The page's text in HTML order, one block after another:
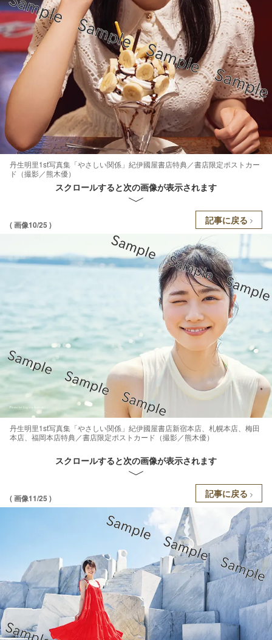
丹生明里1st写真集「やさしい関係」紀伊國屋書店特典／書店限定ポストカー
ド（撮影／熊木優）
スクロールすると次の画像が表示されます
( 画像10/25 ) 記事に戻る
丹生明里1st写真集「やさしい関係」紀伊國屋書店新宿本店、札幌本店、梅田
本店、福岡本店特典／書店限定ポストカード（撮影／熊木優）
スクロールすると次の画像が表示されます
( 画像11/25 ) 記事に戻る